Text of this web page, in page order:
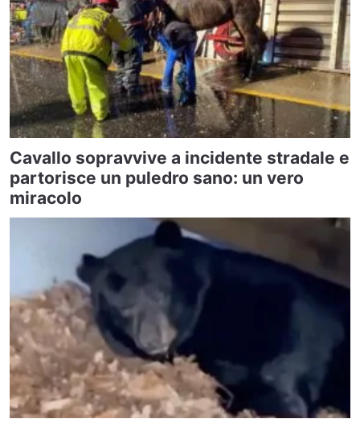
Cavallo sopravvive a incidente stradale e
partorisce un puledro sano: un vero
miracolo